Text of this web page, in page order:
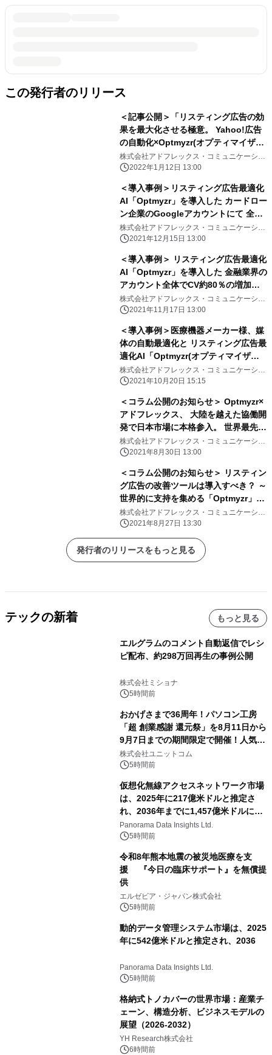
この発行者のリリース
＜記事公開＞「リスティング広告の効
果を最大化させる極意。 Yahoo!広告
の自動化×Optmyzr(オプティマイザ
ー)」 公開のお知らせ
株式会社アドフレックス・コミュニケーショ
ンズ2022年1月12日 13:00
＜導入事例＞リスティング広告最適化
AI「Optmyzr」を導入した カードロー
ン企業のGoogleアカウントにて 全体
でCV約10％の増加、CPA約31％の改
善を実現！
株式会社アドフレックス・コミュニケーショ
ンズ2021年12月15日 13:00
＜導入事例＞ リスティング広告最適化
AI「Optmyzr」を導入した 金融業界の
アカウント全体でCV約80％の増加を
実現！
株式会社アドフレックス・コミュニケーショ
ンズ2021年11月17日 13:00
＜導入事例＞医療機器メーカー様、媒
体の自動最適化と リスティング広告最
適化AI「Optmyzr(オプティマイザ
ー)」の 併用によりCV2.6倍、
CPA27％改善！
株式会社アドフレックス・コミュニケーショ
ンズ2021年10月20日 15:15
＜コラム公開のお知らせ＞ Optmyzr×
アドフレックス、 大陸を越えた協働開
発で日本市場に本格参入。 世界最先端
リスティング広告AIの開発秘話
株式会社アドフレックス・コミュニケーショ
ンズ2021年8月30日 13:00
＜コラム公開のお知らせ＞ リスティン
グ広告の改善ツールは導入すべき？ ～
世界的に支持を集める「Optmyzr」の
魅力をVOCから紐解く～
株式会社アドフレックス・コミュニケーショ
ンズ2021年8月27日 13:30
発行者のリリースをもっと見る
テックの新着 もっと見る
エルグラムのコメント自動返信でレシ
ピ配布、約298万回再生の事例公開
株式会社ミショナ
5時間前
おかげさまで36周年！パソコン工房
「超 創業感謝 還元祭」を8月11日から
9月7日までの期間限定で開催！人気の
ゲーミングPCや高性能ノートPCなど
対象iiyama PCのご購入で最大3万円分
株式会社ユニットコム
5時間前
仮想化無線アクセスネットワーク市場
は、2025年に217億米ドルと推定さ
れ、2036年までに1,457億米ドルに達
すると予測されており、予測期間
（2026年～2036年）
Panorama Data Insights Ltd.
5時間前
令和8年熊本地震の被災地医療を支
援 『今日の臨床サポート』を無償提
供
エルゼビア・ジャパン株式会社
5時間前
動的データ管理システム市場は、2025
年に542億米ドルと推定され、2036
Panorama Data Insights Ltd.
5時間前
格納式トノカバーの世界市場：産業チ
ェーン、構造分析、ビジネスモデルの
展望（2026-2032）
YH Research株式会社
6時間前